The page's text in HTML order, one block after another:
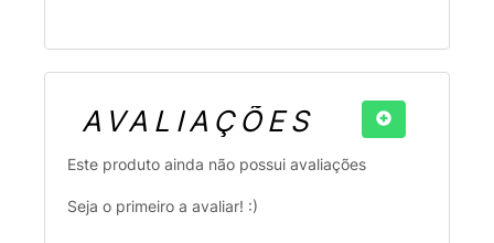
AVALIAÇÕES
Este produto ainda não possui avaliações
Seja o primeiro a avaliar! :)